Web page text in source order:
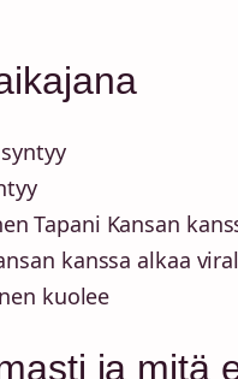
Tapani Kansan
kanssa alkaa
kuolee
ja mitä